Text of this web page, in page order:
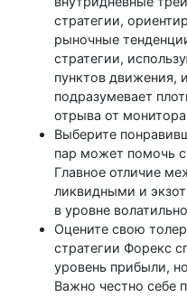
стратегии,
рыночные
стратегии,
пунктов движения,
подразумевает
отрыва от
Выберите
пар может помочь
Главное отличие
ликвидными и
в уровне
Оцените свою
стратегии Форекс
уровень прибыли,
Важно честно себе